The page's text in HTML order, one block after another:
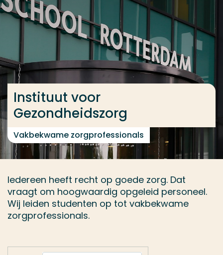
Ga direct naar de content
... > Informatie per opleiding
Instituut voor
Gezondheidszorg
Vakbekwame zorgprofessionals
Iedereen heeft recht op goede zorg. Dat
vraagt om hoogwaardig opgeleid personeel.
Wij leiden studenten op tot vakbekwame
zorgprofessionals.
Veel gezocht
Opleiding
Contact